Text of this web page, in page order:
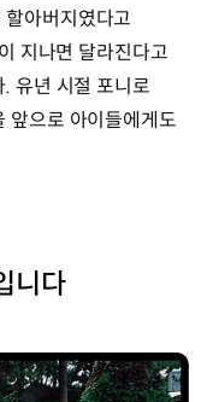
아버지였다고
지나면 달라진다고
유년 시절 포니로
앞으로 아이들에게도
니다